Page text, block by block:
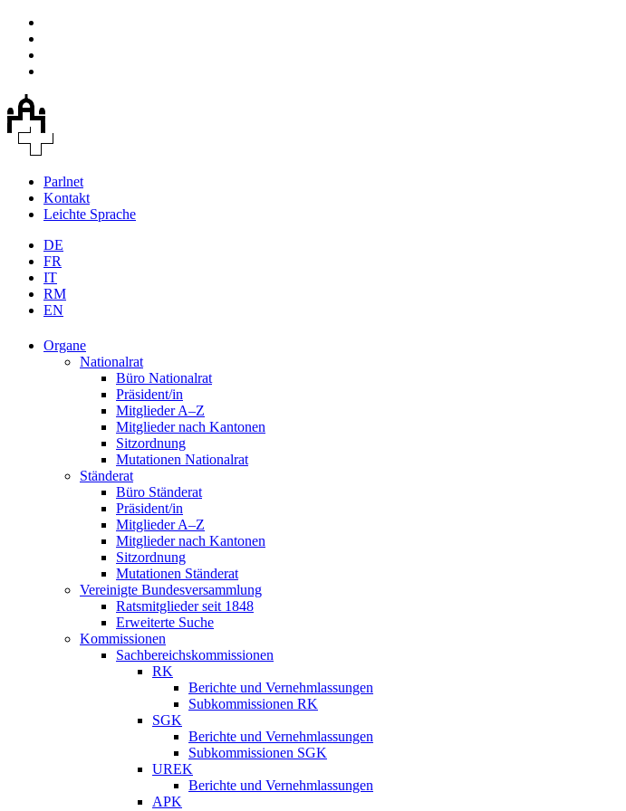
Parlnet
Kontakt
Leichte Sprache
DE
FR
IT
RM
EN
Organe
Nationalrat
Büro Nationalrat
Präsident/in
Mitglieder A–Z
Mitglieder nach Kantonen
Sitzordnung
Mutationen Nationalrat
Ständerat
Büro Ständerat
Präsident/in
Mitglieder A–Z
Mitglieder nach Kantonen
Sitzordnung
Mutationen Ständerat
Vereinigte Bundesversammlung
Ratsmitglieder seit 1848
Erweiterte Suche
Kommissionen
Sachbereichskommissionen
RK
Berichte und Vernehmlassungen
Subkommissionen RK
SGK
Berichte und Vernehmlassungen
Subkommissionen SGK
UREK
Berichte und Vernehmlassungen
APK